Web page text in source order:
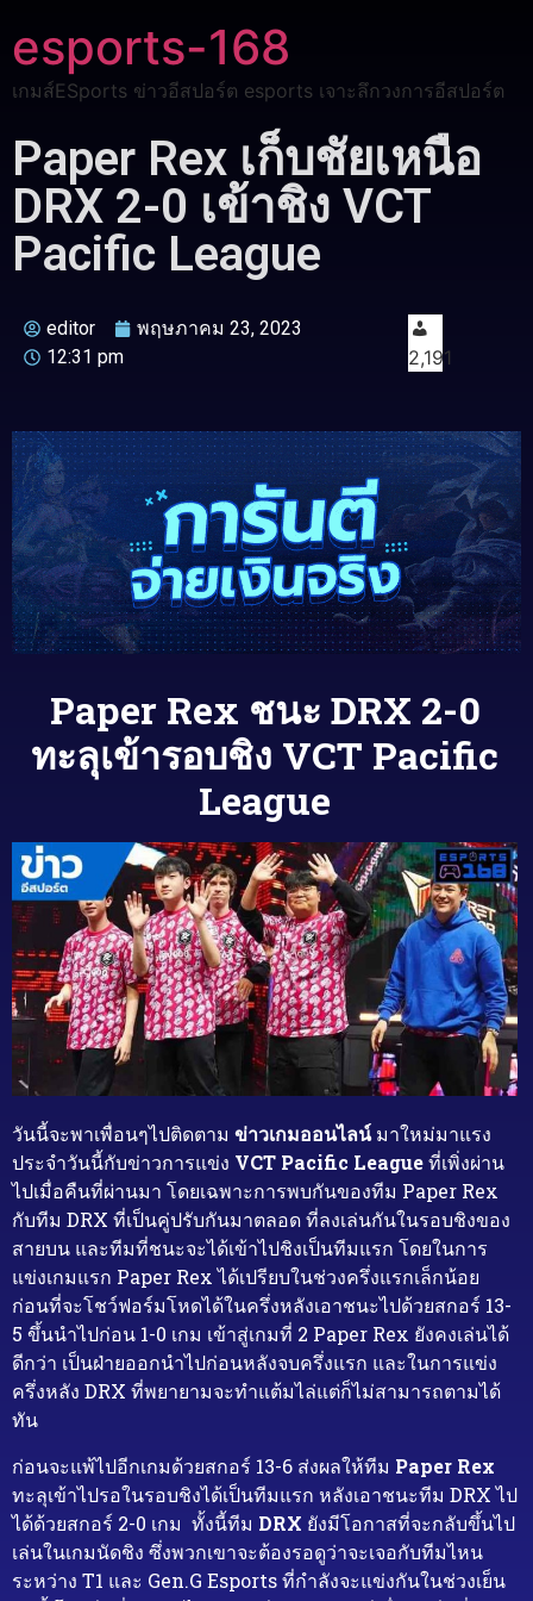
esports-168
เกมส์ESports ข่าวอีสปอร์ต esports เจาะลึกวงการอีสปอร์ต
Paper Rex เก็บชัยเหนือ
DRX 2-0 เข้าชิง VCT
Pacific League
editor
พฤษภาคม 23, 2023
12:31 pm
2,191
Paper Rex ชนะ DRX 2-0
ทะลุเข้ารอบชิง VCT Pacific
League
วันนี้จะพาเพื่อนๆไปติดตาม ข่าวเกมออนไลน์มาใหม่มาแรง
ประจำวันนี้กับข่าวการแข่ง VCT Pacific Leagueที่เพิ่งผ่าน
ไปเมื่อคืนที่ผ่านมา โดยเฉพาะการพบกันของทีม Paper Rex
กับทีม DRX ที่เป็นคู่ปรับกันมาตลอด ที่ลงเล่นกันในรอบชิงของ
สายบน และทีมที่ชนะจะได้เข้าไปชิงเป็นทีมแรก โดยในการ
แข่งเกมแรก Paper Rex ได้เปรียบในช่วงครึ่งแรกเล็กน้อย
ก่อนที่จะโชว์ฟอร์มโหดได้ในครึ่งหลังเอาชนะไปด้วยสกอร์ 13-
5 ขึ้นนำไปก่อน 1-0 เกม เข้าสู่เกมที่ 2 Paper Rex ยังคงเล่นได้
ดีกว่า เป็นฝ่ายออกนำไปก่อนหลังจบครึ่งแรก และในการแข่ง
ครึ่งหลัง DRX ที่พยายามจะทำแต้มไล่แต่ก็ไม่สามารถตามได้
ทัน
ก่อนจะแพ้ไปอีกเกมด้วยสกอร์ 13-6 ส่งผลให้ทีม Paper Rex
ทะลุเข้าไปรอในรอบชิงได้เป็นทีมแรก หลังเอาชนะทีม DRX ไป
ได้ด้วยสกอร์ 2-0 เกม ทั้งนี้ทีม DRX ยังมีโอกาสที่จะกลับขึ้นไป
เล่นในเกมนัดชิง ซึ่งพวกเขาจะต้องรอดูว่าจะเจอกับทีมไหน
ระหว่าง T1 และ Gen.G Esports ที่กำลังจะแข่งกันในช่วงเย็น